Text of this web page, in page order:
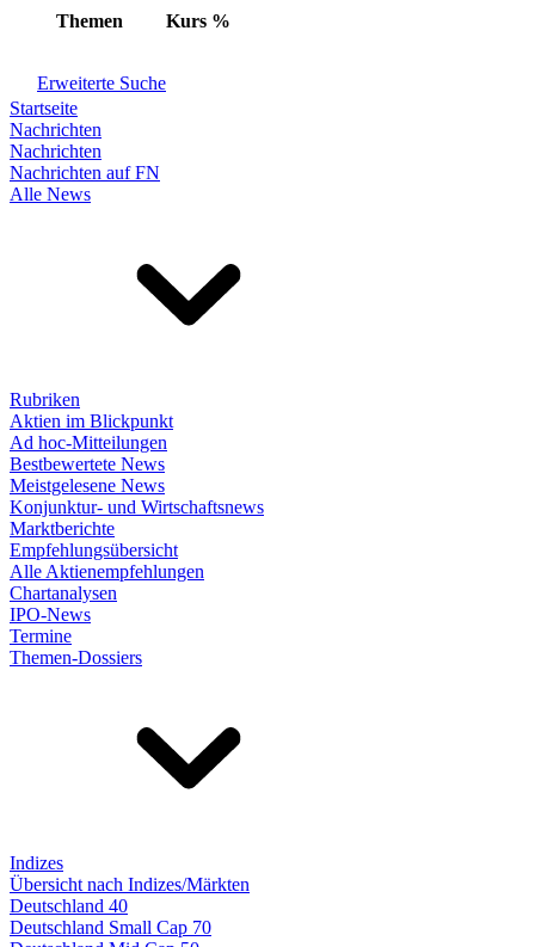
Themen Kurs %
Erweiterte Suche
Startseite
Nachrichten
Nachrichten
Nachrichten auf FN
Alle News
Rubriken
Aktien im Blickpunkt
Ad hoc-Mitteilungen
Bestbewertete News
Meistgelesene News
Konjunktur- und Wirtschaftsnews
Marktberichte
Empfehlungsübersicht
Alle Aktienempfehlungen
Chartanalysen
IPO-News
Termine
Themen-Dossiers
Indizes
Übersicht nach Indizes/Märkten
Deutschland 40
Deutschland Small Cap 70